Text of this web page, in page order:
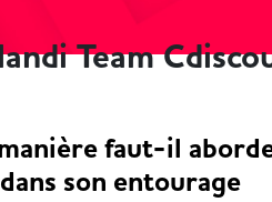
Team
faut-il
son entourage